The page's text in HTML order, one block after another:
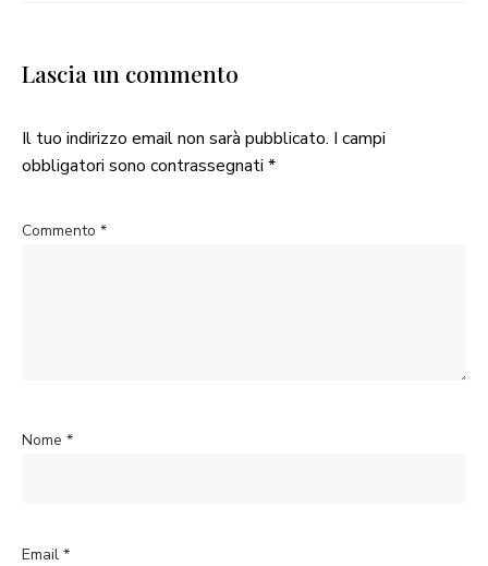
Lascia un commento
Il tuo indirizzo email non sarà pubblicato. I campi
obbligatori sono contrassegnati *
Commento *
Nome *
Email *